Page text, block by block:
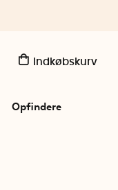
Indkøbskurv
Opfindere